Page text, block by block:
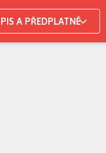
A PŘEDPLATNÉ